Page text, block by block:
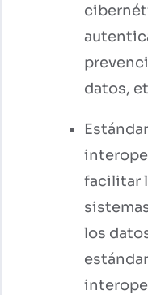
datos,
facilitar
los